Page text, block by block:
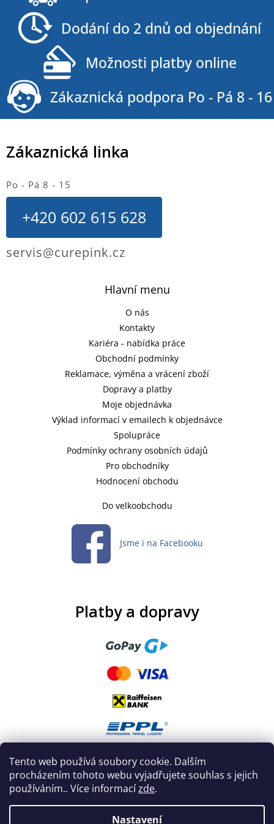
Tento web používá soubory cookie. Dalším
procházením tohoto webu vyjadřujete souhlas s jejich
používáním.. Více informacízde.
Nastavení
Hlavní menu
O nás
Kontakty
Kariéra - nabídka práce
Obchodní podmínky
Reklamace, výměna a vrácení zboží
Dopravy a platby
Moje objednávka
Výklad informací v emailech k objednávce
Spolupráce
Podmínky ochrany osobních údajů
Pro obchodníky
Hodnocení obchodu
Do velkoobchodu
Jsme i na Facebooku
Zákaznická linka
Po - Pá 8 - 15
+420 602 615 628
servis@curepink.cz
Platby a dopravy
Dodání do 2 dnů od objednání
Možnosti platby online
Zákaznická podpora Po - Pá 8 - 16